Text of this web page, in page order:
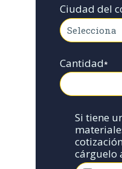
Ciudad del
Cantidad*
Si tiene
cárguelo